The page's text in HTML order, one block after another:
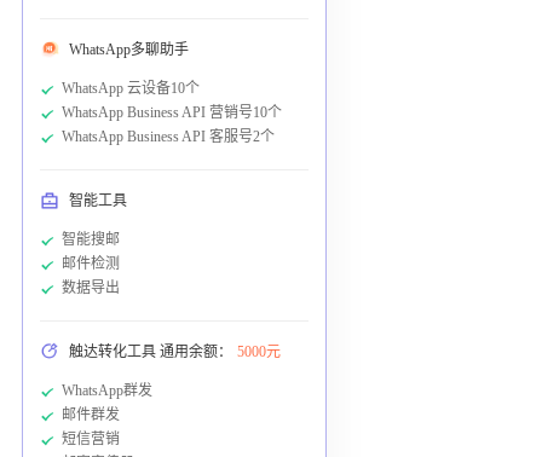
WhatsApp多聊助手
WhatsApp 云设备10个
WhatsApp Business API 营销号10个
WhatsApp Business API 客服号2个
智能工具
智能搜邮
邮件检测
数据导出
触达转化工具 通用余额： 5000元
WhatsApp群发
邮件群发
短信营销